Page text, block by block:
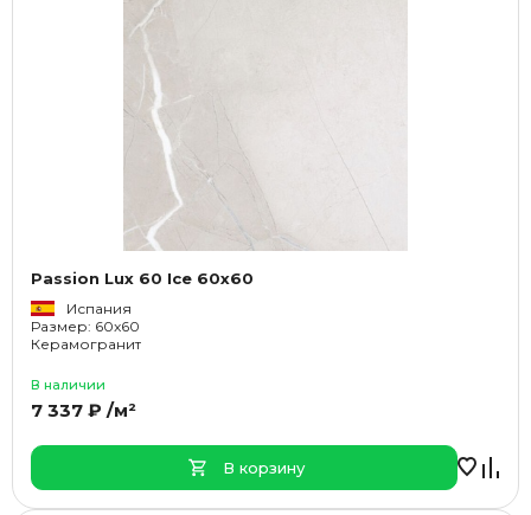
Passion Lux 60 Ice 60x60
Испания
Размер: 60x60
Керамогранит
В наличии
7 337 ₽ /м²
В корзину